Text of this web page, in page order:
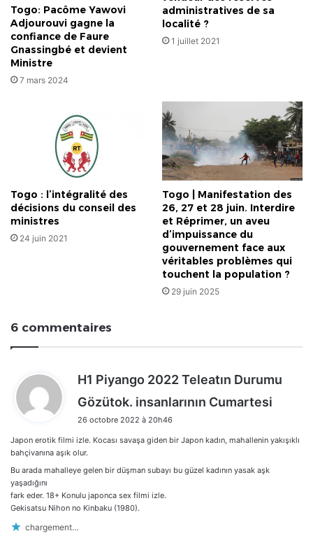
Togo: Pacôme Yawovi
Adjourouvi gagne la
confiance de Faure
Gnassingbé et devient
Ministre
7 mars 2024
administratives de sa
localité ?
1 juillet 2021
Togo : l’intégralité des
décisions du conseil des
ministres
24 juin 2021
Togo | Manifestation des
26, 27 et 28 juin. Interdire
et Réprimer, un aveu
d’impuissance du
gouvernement face aux
véritables problèmes qui
touchent la population ?
29 juin 2025
6 commentaires
H1 Piyango 2022 Teleatın Durumu
Gözütok. insanlarının Cumartesi
26 octobre 2022 à 20h46
Japon erotik filmi izle. Kocası savaşa giden bir Japon kadın, mahallenin yakışıklı
bahçivanına aşık olur.
Bu arada mahalleye gelen bir düşman subayı bu güzel kadının yasak aşk
yaşadığını
fark eder. 18+ Konulu japonca sex filmi izle.
Gekisatsu Nihon no Kinbaku (1980).
chargement…